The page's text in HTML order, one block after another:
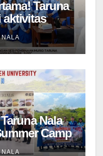
Taruna
aktivitas
dan Tes
NALA
Nala
Camp
Taiwan
NALA